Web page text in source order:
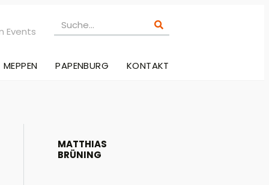
Events
MEPPEN PAPENBURG KONTAKT
MATTHIAS
BRÜNING